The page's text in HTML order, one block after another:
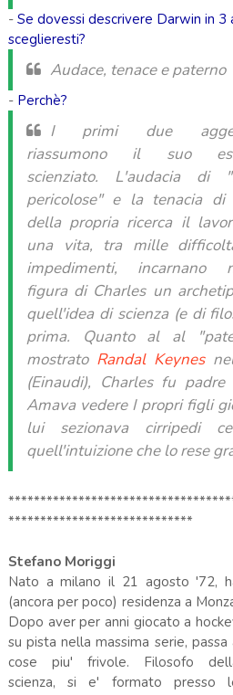
-Se dovessi descrivere Darwin in 3
sceglieresti?
Audace, tenace e paterno
- Perchè?
I primi due
riassumono il suo
scienziato. L'audacia di
pericolose" e la tenacia di
della propria ricerca il
una vita, tra mille
impedimenti, incarnano
figura di Charles un
quell'idea di scienza (e di
prima. Quanto al al
mostrato Randal Keynes
(Einaudi), Charles fu
Amava vedere I propri figli
lui sezionava cirripedi
quell'intuizione che lo rese
*****************************
Stefano Moriggi
Nato a milano il 21 agosto '72,
(ancora per poco) residenza a
Dopo aver per anni giocato a
su pista nella massima serie, passa
cose piu' frivole. Filosofo
scienza, si e' formato presso